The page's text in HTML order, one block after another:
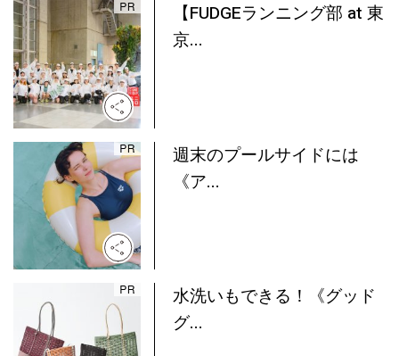
【FUDGEランニング部 at 東
京...
週末のプールサイドには
《ア...
水洗いもできる！《グッド
グ...